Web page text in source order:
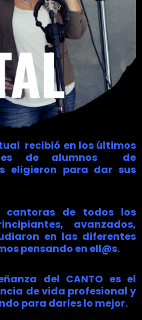
recibió en los últimos
de alumnos de
eligieron para dar sus
cantoras de todos los
avanzados,
en las diferentes
pensando en ell@s.
del CANTO es el
de vida profesional y
para darles lo mejor.